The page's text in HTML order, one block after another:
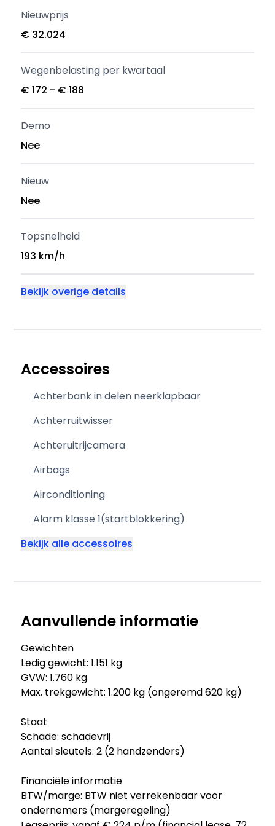
Nieuwprijs
€ 32.024
Wegenbelasting per kwartaal
€ 172 - € 188
Demo
Nee
Nieuw
Nee
Topsnelheid
193 km/h
Bekijk overige details
Accessoires
Achterbank in delen neerklapbaar
Achterruitwisser
Achteruitrijcamera
Airbags
Airconditioning
Alarm klasse 1(startblokkering)
Bekijk alle accessoires
Aanvullende informatie
Gewichten
Ledig gewicht: 1.151 kg
GVW: 1.760 kg
Max. trekgewicht: 1.200 kg (ongeremd 620 kg)
Staat
Schade: schadevrij
Aantal sleutels: 2 (2 handzenders)
Financiële informatie
BTW/marge: BTW niet verrekenbaar voor
ondernemers (margeregeling)